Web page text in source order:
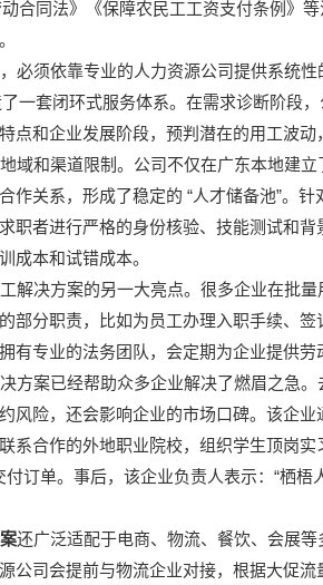
合同法》《保障农民工工资支付条例》
须依靠专业的人力资源公司提供系统
一套闭环式服务体系。在需求诊断阶段
和企业发展阶段，预判潜在的用工波动
和渠道限制。公司不仅在广东本地建
作关系，形成了稳定的 “人才储备池”。针
职者进行严格的身份核验、技能测试和
成本和试错成本。
决方案的另一大亮点。很多企业在批
部分职责，比如为员工办理入职手续、
专业的法务团队，会定期为企业提供
案已经帮助众多企业解决了燃眉之急
风险，还会影响企业的市场口碑。该企
系合作的外地职业院校，组织学生顶岗
订单。事后，该企业负责人表示： “栖梧
还广泛适配于电商、物流、餐饮、会展
公司会提前与物流企业对接，根据大促